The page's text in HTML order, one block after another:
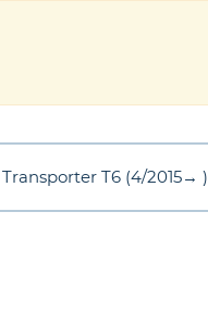
Transporter T6 (4/2015→ )